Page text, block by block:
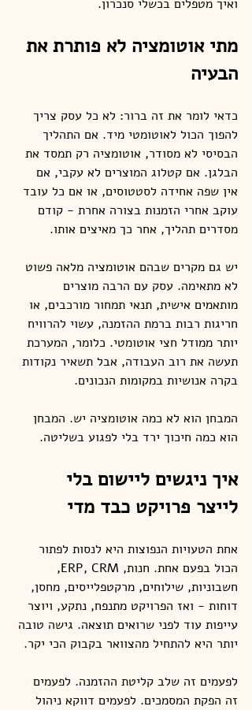
ואיך מטפלים בכשלי סנכרון.
מתי אוטומציה לא פותרת את
הבעיה
כדאי לומר את זה ברור: לא כל עסק צריך
להפוך הכול לאוטומטי מיד. אם התהליך
הבסיסי לא מסודר, אוטומציה רק תמסד את
הבלגן. אם קטלוג המוצרים לא עקבי, אם
אין שפה אחידה לסטטוסים, או אם כל עובד
עוקב אחרי הזמנות בצורה אחרת - קודם
מסדרים תהליך, אחר כך מאיצים אותו.
יש גם מקרים שבהם אוטומציה מלאה פשוט
לא מתאימה. עסק עם הרבה מוצרים
מותאמים אישית, תנאי תמחור מורכבים, או
חריגות רבות ברמת ההזמנה, עשוי להרוויח
יותר ממודל חצי אוטומטי. כלומר, המערכת
תעשה את רוב העבודה, אבל תשאיר נקודות
בקרה אנושיות במקומות הנכונים.
המבחן הוא לא כמה אוטומציה יש. המבחן
הוא כמה חיכוך ירד בלי לפגוע בשליטה.
איך ניגשים ליישום בלי
לייצר פרויקט כבד מדי
אחת הטעויות הנפוצות היא לנסות לפתור
הכול בפעם אחת. חנות, ERP, CRM,
חשבוניות, שילוחים, מרקטפלייסים, מחסן,
דוחות - ואז הפרויקט מתנפח, נתקע, ויוצר
עייפות עוד לפני שרואים תוצאה. גישה טובה
יותר היא להתחיל מהצוואר בקבוק הכי יקר.
לפעמים זה שלב קליטת ההזמנה. לפעמים
זה הפקת המסמכים. לפעמים דווקא ניהול